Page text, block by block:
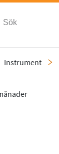
Instrument